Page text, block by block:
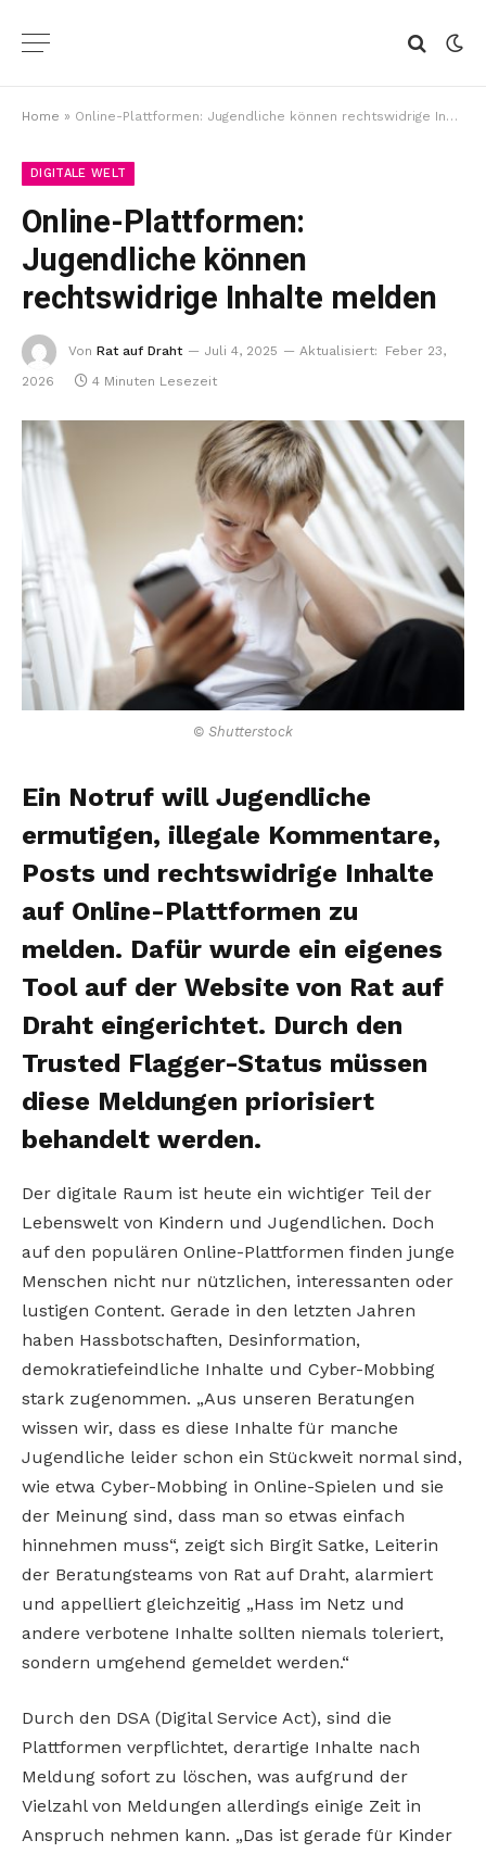
Home » Online-Plattformen: Jugendliche können rechtswidrige Inhalte melden
DIGITALE WELT
Online-Plattformen:
Jugendliche können
rechtswidrige Inhalte melden
Von Rat auf Draht Juli 4, 2025 Aktualisiert:
Feber 23,
2026
4 Minuten Lesezeit
© Shutterstock
Ein Notruf will Jugendliche
ermutigen, illegale Kommentare,
Posts und rechtswidrige Inhalte
auf Online-Plattformen zu
melden. Dafür wurde ein eigenes
Tool auf der Website von Rat auf
Draht eingerichtet. Durch den
Trusted Flagger-Status müssen
diese Meldungen priorisiert
behandelt werden.
Der digitale Raum ist heute ein wichtiger Teil der
Lebenswelt von Kindern und Jugendlichen. Doch
auf den populären Online-Plattformen finden junge
Menschen nicht nur nützlichen, interessanten oder
lustigen Content. Gerade in den letzten Jahren
haben Hassbotschaften, Desinformation,
demokratiefeindliche Inhalte und Cyber-Mobbing
stark zugenommen. „Aus unseren Beratungen
wissen wir, dass es diese Inhalte für manche
Jugendliche leider schon ein Stückweit normal sind,
wie etwa Cyber-Mobbing in Online-Spielen und sie
der Meinung sind, dass man so etwas einfach
hinnehmen muss“, zeigt sich Birgit Satke, Leiterin
der Beratungsteams von Rat auf Draht, alarmiert
und appelliert gleichzeitig „Hass im Netz und
andere verbotene Inhalte sollten niemals toleriert,
sondern umgehend gemeldet werden.“
Durch den DSA (Digital Service Act), sind die
Plattformen verpflichtet, derartige Inhalte nach
Meldung sofort zu löschen, was aufgrund der
Vielzahl von Meldungen allerdings einige Zeit in
Anspruch nehmen kann. „Das ist gerade für Kinder